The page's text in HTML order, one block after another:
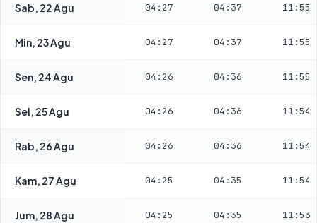
Sab, 22 Agu 04:27 04:37 11:55
Min, 23 Agu 04:27 04:37 11:55
Sen, 24 Agu 04:26 04:36 11:55
Sel, 25 Agu 04:26 04:36 11:54
Rab, 26 Agu 04:26 04:36 11:54
Kam, 27 Agu 04:25 04:35 11:54
Jum, 28 Agu 04:25 04:35 11:53